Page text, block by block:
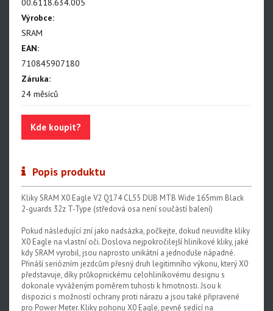
NX Eagle
SX Eagle
X01DH
GX
GX DH
NX
Red XPLR AXS E1
Red AXS E1
Rival AXS E1
Force XPLR AXS E1
Rival XPLR AXS E1
00.6118.634.005
Výrobce:
SRAM
EAN:
710845907180
Záruka:
24 měsíců
Kde koupit?
Popis produktu
Kliky SRAM X0 Eagle V2 Q174 CL55 DUB MTB Wide 165mm Black
2-guards 32z T-Type (středová osa není součástí balení)
Pokud následující zní jako nadsázka, počkejte, dokud neuvidíte kliky
X0 Eagle na vlastní oči. Doslova nejpokročilejší hliníkové kliky, jaké
kdy SRAM vyrobil, jsou naprosto unikátní a jednoduše nápadné.
Přináší seriózním jezdcům přesný druh legitimního výkonu, který X0
představuje, díky průkopnickému celohliníkovému designu s
dokonale vyváženým poměrem tuhosti k hmotnosti. Jsou k
dispozici s možností ochrany proti nárazu a jsou také připravené
pro Power Meter. Kliky pohonu X0 Eagle, pevně sedící na